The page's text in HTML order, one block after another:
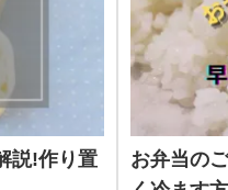
説!作り置
お弁当の